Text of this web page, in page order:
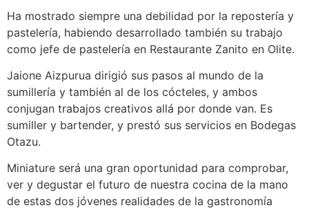
Ha mostrado siempre una debilidad por la repostería y
pastelería, habiendo desarrollado también su trabajo
como jefe de pastelería en Restaurante Zanito en Olite.
Jaione Aizpurua dirigió sus pasos al mundo de la
sumillería y también al de los cócteles, y ambos
conjugan trabajos creativos allá por donde van. Es
sumiller y bartender, y prestó sus servicios en Bodegas
Otazu.
Miniature será una gran oportunidad para comprobar,
ver y degustar el futuro de nuestra cocina de la mano
de estas dos jóvenes realidades de la gastronomía